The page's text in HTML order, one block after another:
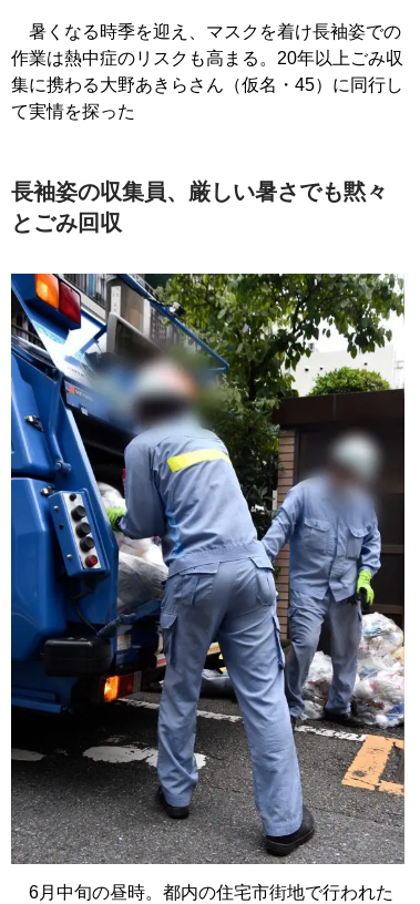
暑くなる時季を迎え、マスクを着け長袖姿での
作業は熱中症のリスクも高まる。20年以上ごみ収
集に携わる大野あきらさん（仮名・45）に同行し
て実情を探った
長袖姿の収集員、厳しい暑さでも黙々
とごみ回収
6月中旬の昼時。都内の住宅市街地で行われた